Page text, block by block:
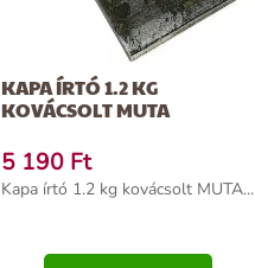
KAPA ÍRTÓ 1.2 KG
KOVÁCSOLT MUTA
5 190 Ft
Kapa írtó 1.2 kg kovácsolt MUTA...